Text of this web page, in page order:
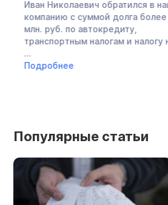
Иван Николаевич обратился в нашу
компанию с суммой долга более 1
млн. руб. по автокредиту,
транспортным налогам и налогу на
Подробнее
Популярные статьи